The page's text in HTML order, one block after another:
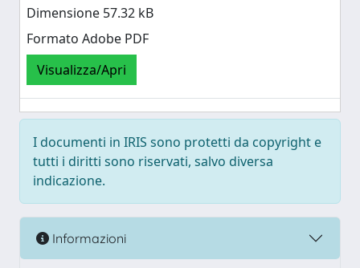
Dimensione 57.32 kB
Formato Adobe PDF
Visualizza/Apri
I documenti in IRIS sono protetti da copyright e
tutti i diritti sono riservati, salvo diversa
indicazione.
Informazioni